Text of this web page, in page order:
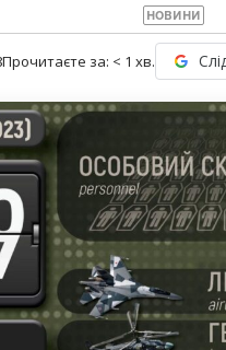
НОВИНИ
Прочитаєте за: < 1 хв.